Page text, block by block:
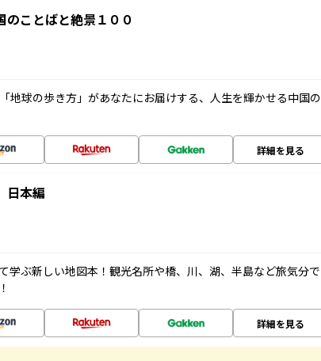
ことばと絶景１００
地球の歩き方」があなたにお届けする、人生を輝かせる中国の
詳細を見る
本編
学ぶ新しい地図本！観光名所や橋、川、湖、半島など旅気分で
詳細を見る